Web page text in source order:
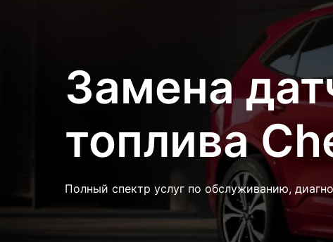
Замена
топлива
Полный спектр услуг по обслуживанию,